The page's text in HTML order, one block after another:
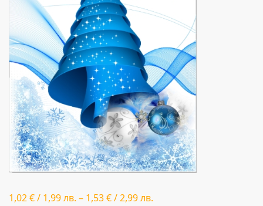
1,02€/ 1,99лв. – 1,53€/2,99лв.